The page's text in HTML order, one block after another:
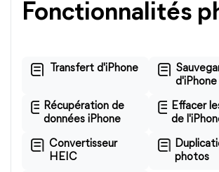
Fonctionnalités
Transfert d'iPhone
d'iPhone
Récupération de
données iPhone
Effacer
de
Convertisseur
HEIC
photos